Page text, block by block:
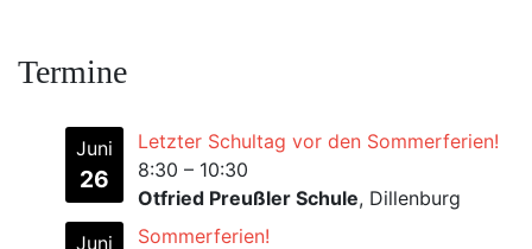
Termine
Juni
26
Letzter Schultag vor den Sommerferien!
8:30 – 10:30
Otfried Preußler Schule, Dillenburg
Juni
Sommerferien!